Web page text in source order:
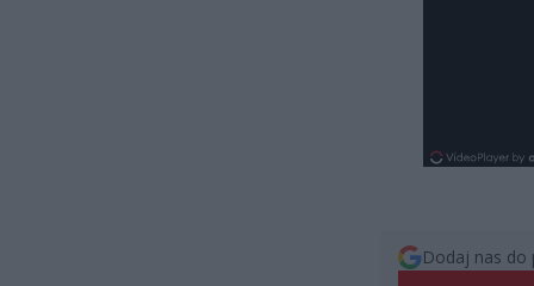
Dodaj nas do